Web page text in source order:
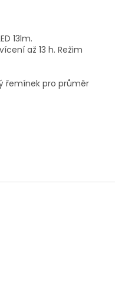
13lm.
až 13 h. Režim
řemínek pro průměr